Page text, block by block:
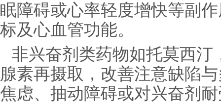
眠障碍或心率轻度增快等副
标及心血管功能。
非兴奋剂类药物如托莫西
腺素再摄取，改善注意缺陷
焦虑、抽动障碍或对兴奋剂